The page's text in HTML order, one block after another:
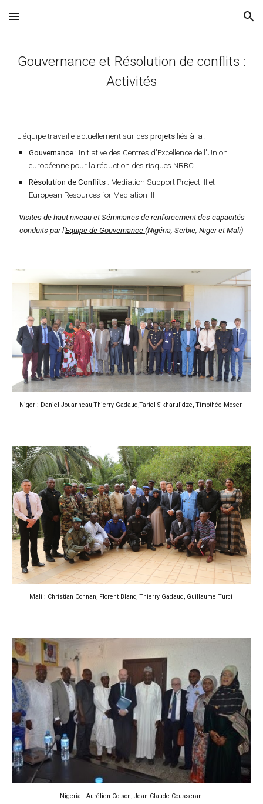
Skip to main content Skip to navigation
Gouvernance et Résolution de conflits :
Activités
L'équipe travaille actuellement sur des projets liés à la :
Gouvernance : Initiative des Centres d'Excellence de l'Union
européenne pour la réduction des risques NRBC
Résolution de Conflits : Mediation Support Project III et
European Resources for Mediation III
Visites de haut niveau et Séminaires de renforcement des capacités
conduits par l'Equipe de Gouvernance (Nigéria, Serbie, Niger et Mali)
Niger : Daniel Jouanneau,Thierry Gadaud,Tariel Sikharulidze, Timothée Moser
Mali : Christian Connan, Florent Blanc, Thierry Gadaud, Guillaume Turci
Nigeria : Aurélien Colson, Jean-Claude Cousseran